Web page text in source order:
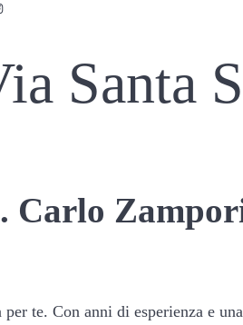
Santa
te. Con anni di esperienza e